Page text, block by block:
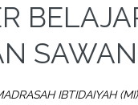
IBTIDAIYAH